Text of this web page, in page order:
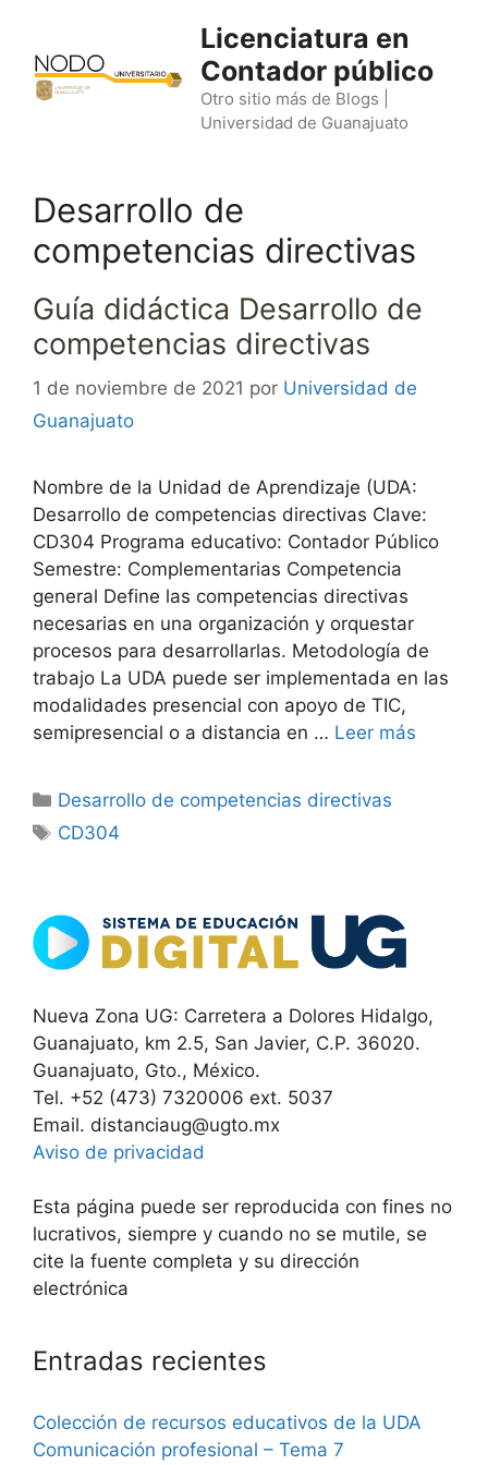
contenido
Licenciatura en
Contador público
Otro sitio más de Blogs |
Universidad de Guanajuato
Desarrollo de
competencias directivas
Guía didáctica Desarrollo de
competencias directivas
1 de noviembre de 2021 por Universidad de
Guanajuato
Nombre de la Unidad de Aprendizaje (UDA:
Desarrollo de competencias directivas Clave:
CD304 Programa educativo: Contador Público
Semestre: Complementarias Competencia
general Define las competencias directivas
necesarias en una organización y orquestar
procesos para desarrollarlas. Metodología de
trabajo La UDA puede ser implementada en las
modalidades presencial con apoyo de TIC,
semipresencial o a distancia en … Leer más
Categorías
Desarrollo de competencias directivas
Etiquetas
CD304
Nueva Zona UG: Carretera a Dolores Hidalgo,
Guanajuato, km 2.5, San Javier, C.P. 36020.
Guanajuato, Gto., México.
Tel. +52 (473) 7320006 ext. 5037
Email. distanciaug@ugto.mx
Aviso de privacidad
Esta página puede ser reproducida con fines no
lucrativos, siempre y cuando no se mutile, se
cite la fuente completa y su dirección
electrónica
Entradas recientes
Colección de recursos educativos de la UDA
Comunicación profesional – Tema 7